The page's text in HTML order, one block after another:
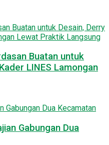
Buatan untuk
LINES Lamongan
Gabungan Dua